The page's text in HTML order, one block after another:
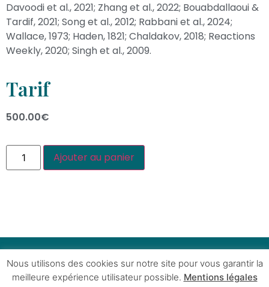
Davoodi et al., 2021; Zhang et al., 2022; Bouabdallaoui &
Tardif, 2021; Song et al., 2012; Rabbani et al., 2024;
Wallace, 1973; Haden, 1821; Chaldakov, 2018; Reactions
Weekly, 2020; Singh et al., 2009.
Tarif
500.00€
Ajouter au panier
déposée – Tous droits réservés – Mentions légales–
Nous utilisons des cookies sur notre site pour vous garantir la
meilleure expérience utilisateur possible. Mentions légales